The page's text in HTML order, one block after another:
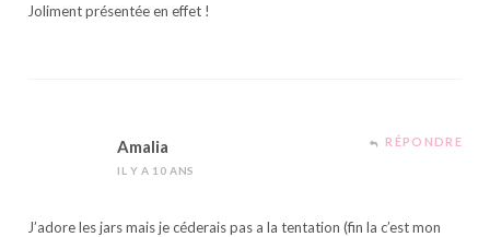
Joliment présentée en effet !
Amalia
IL Y A 10 ANS
RÉPONDRE
J’adore les jars mais je céderais pas a la tentation (fin la c’est mon